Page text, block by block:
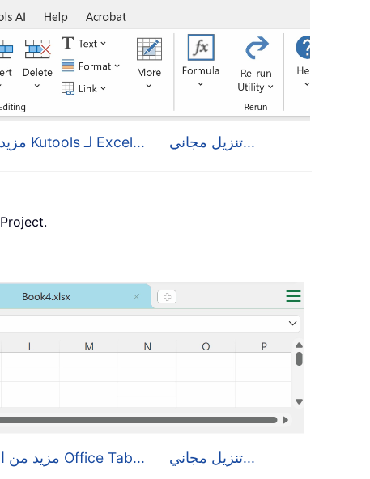
مزيد من التفاصيل حول Kutools لـ Excel... تنزيل مجاني...
، وPublisher وAccess وVisio وProject.
مزيد من التفاصيل حول Office Tab... تنزيل مجاني...